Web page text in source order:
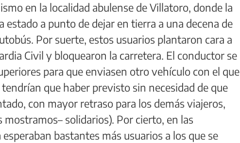
en la localidad abulense de Villatoro, donde la
estado a punto de dejar en tierra a una decena de
Por suerte, estos usuarios plantaron cara a
Civil y bloquearon la carretera. El conductor se
para que enviasen otro vehículo con el que
que haber previsto sin necesidad de que
con mayor retraso para los demás viajeros,
solidarios). Por cierto, en las
bastantes más usuarios a los que se